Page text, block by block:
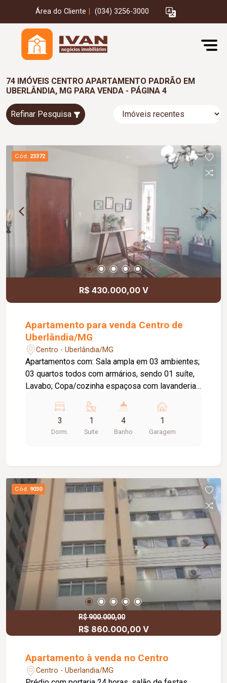
Área do Cliente (034) 3256-3000
74 IMÓVEIS CENTRO APARTAMENTO PADRÃO EM
UBERLÂNDIA, MG PARA VENDA - PÁGINA 4
Refinar Pesquisa
Cód. 23372
R$ 430.000,00 V
Apartamento para venda Centro de
Uberlândia/MG
Centro - Uberlândia/MG
Apartamentos com: Sala ampla em 03 ambientes;
03 quartos todos com armários, sendo 01 suíte,
Lavabo; Copa/cozinha espaçosa com lavanderia;
e cerâmica; 02 entrada social e serviço; 02
elevadores; 01 vaga.
3
Dorm.
1
Suite
4
Banho
1
Garagem
Cód. 9030
R$ 900.000,00
R$ 860.000,00 V
Apartamento à venda no Centro
Centro - Uberlandia/MG